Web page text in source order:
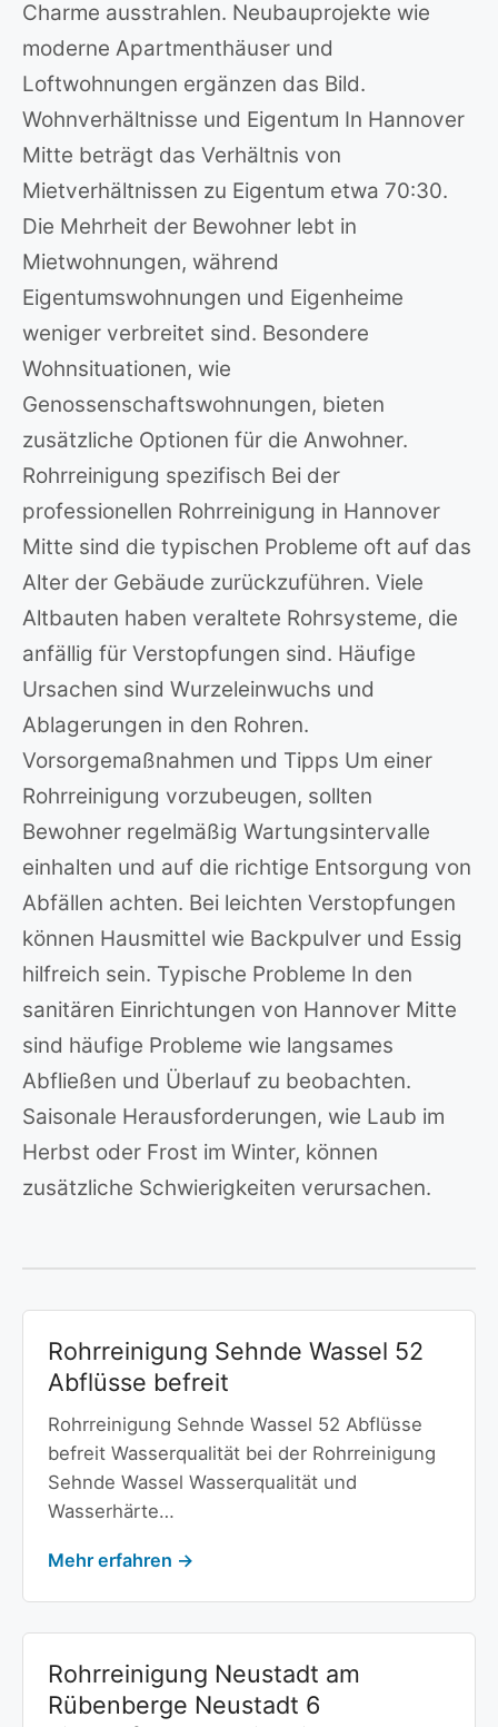
Charme ausstrahlen. Neubauprojekte wie
moderne Apartmenthäuser und
Loftwohnungen ergänzen das Bild.
Wohnverhältnisse und Eigentum In Hannover
Mitte beträgt das Verhältnis von
Mietverhältnissen zu Eigentum etwa 70:30.
Die Mehrheit der Bewohner lebt in
Mietwohnungen, während
Eigentumswohnungen und Eigenheime
weniger verbreitet sind. Besondere
Wohnsituationen, wie
Genossenschaftswohnungen, bieten
zusätzliche Optionen für die Anwohner.
Rohrreinigung spezifisch Bei der
professionellen Rohrreinigung in Hannover
Mitte sind die typischen Probleme oft auf das
Alter der Gebäude zurückzuführen. Viele
Altbauten haben veraltete Rohrsysteme, die
anfällig für Verstopfungen sind. Häufige
Ursachen sind Wurzeleinwuchs und
Ablagerungen in den Rohren.
Vorsorgemaßnahmen und Tipps Um einer
Rohrreinigung vorzubeugen, sollten
Bewohner regelmäßig Wartungsintervalle
einhalten und auf die richtige Entsorgung von
Abfällen achten. Bei leichten Verstopfungen
können Hausmittel wie Backpulver und Essig
hilfreich sein. Typische Probleme In den
sanitären Einrichtungen von Hannover Mitte
sind häufige Probleme wie langsames
Abfließen und Überlauf zu beobachten.
Saisonale Herausforderungen, wie Laub im
Herbst oder Frost im Winter, können
zusätzliche Schwierigkeiten verursachen.
Rohrreinigung Sehnde Wassel 52
Abflüsse befreit
Rohrreinigung Sehnde Wassel 52 Abflüsse
befreit Wasserqualität bei der Rohrreinigung
Sehnde Wassel Wasserqualität und
Wasserhärte…
Mehr erfahren →
Rohrreinigung Neustadt am
Rübenberge Neustadt 6